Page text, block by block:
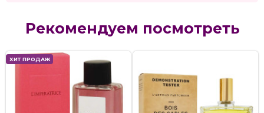
Рекомендуем посмотреть
ХИТ ПРОДАЖ